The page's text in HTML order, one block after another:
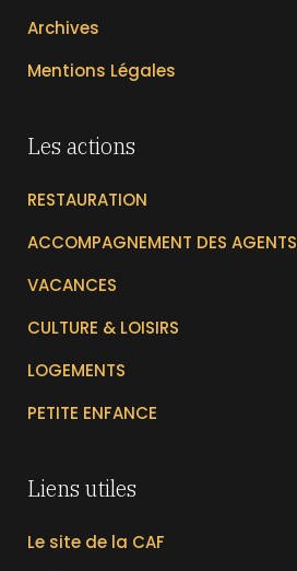
Archives
Mentions Légales
Les actions
RESTAURATION
ACCOMPAGNEMENT DES AGENTS
VACANCES
CULTURE & LOISIRS
LOGEMENTS
PETITE ENFANCE
Liens utiles
Le site de la CAF